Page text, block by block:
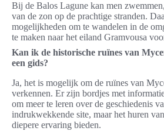
Bij de Balos Lagune kan men
van de zon op de prachtige stranden.
mogelijkheden om te wandelen in de
te maken naar het eiland Gramvousa
Kan ik de historische ruïnes van
een gids?
Ja, het is mogelijk om de ruïnes van
verkennen. Er zijn bordjes met
om meer te leren over de geschiedenis
indrukwekkende site, maar het huren
diepere ervaring bieden.